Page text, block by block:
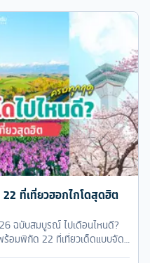
22 ที่เที่ยวฮอกไกโดสุดฮิต
ฉบับสมบูรณ์ ไปเดือนไหนดี?
ร้อมพิกัด 22 ที่เที่ยวเด็ดแบบจัด